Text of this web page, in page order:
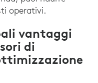
operativi.
vantaggi
di